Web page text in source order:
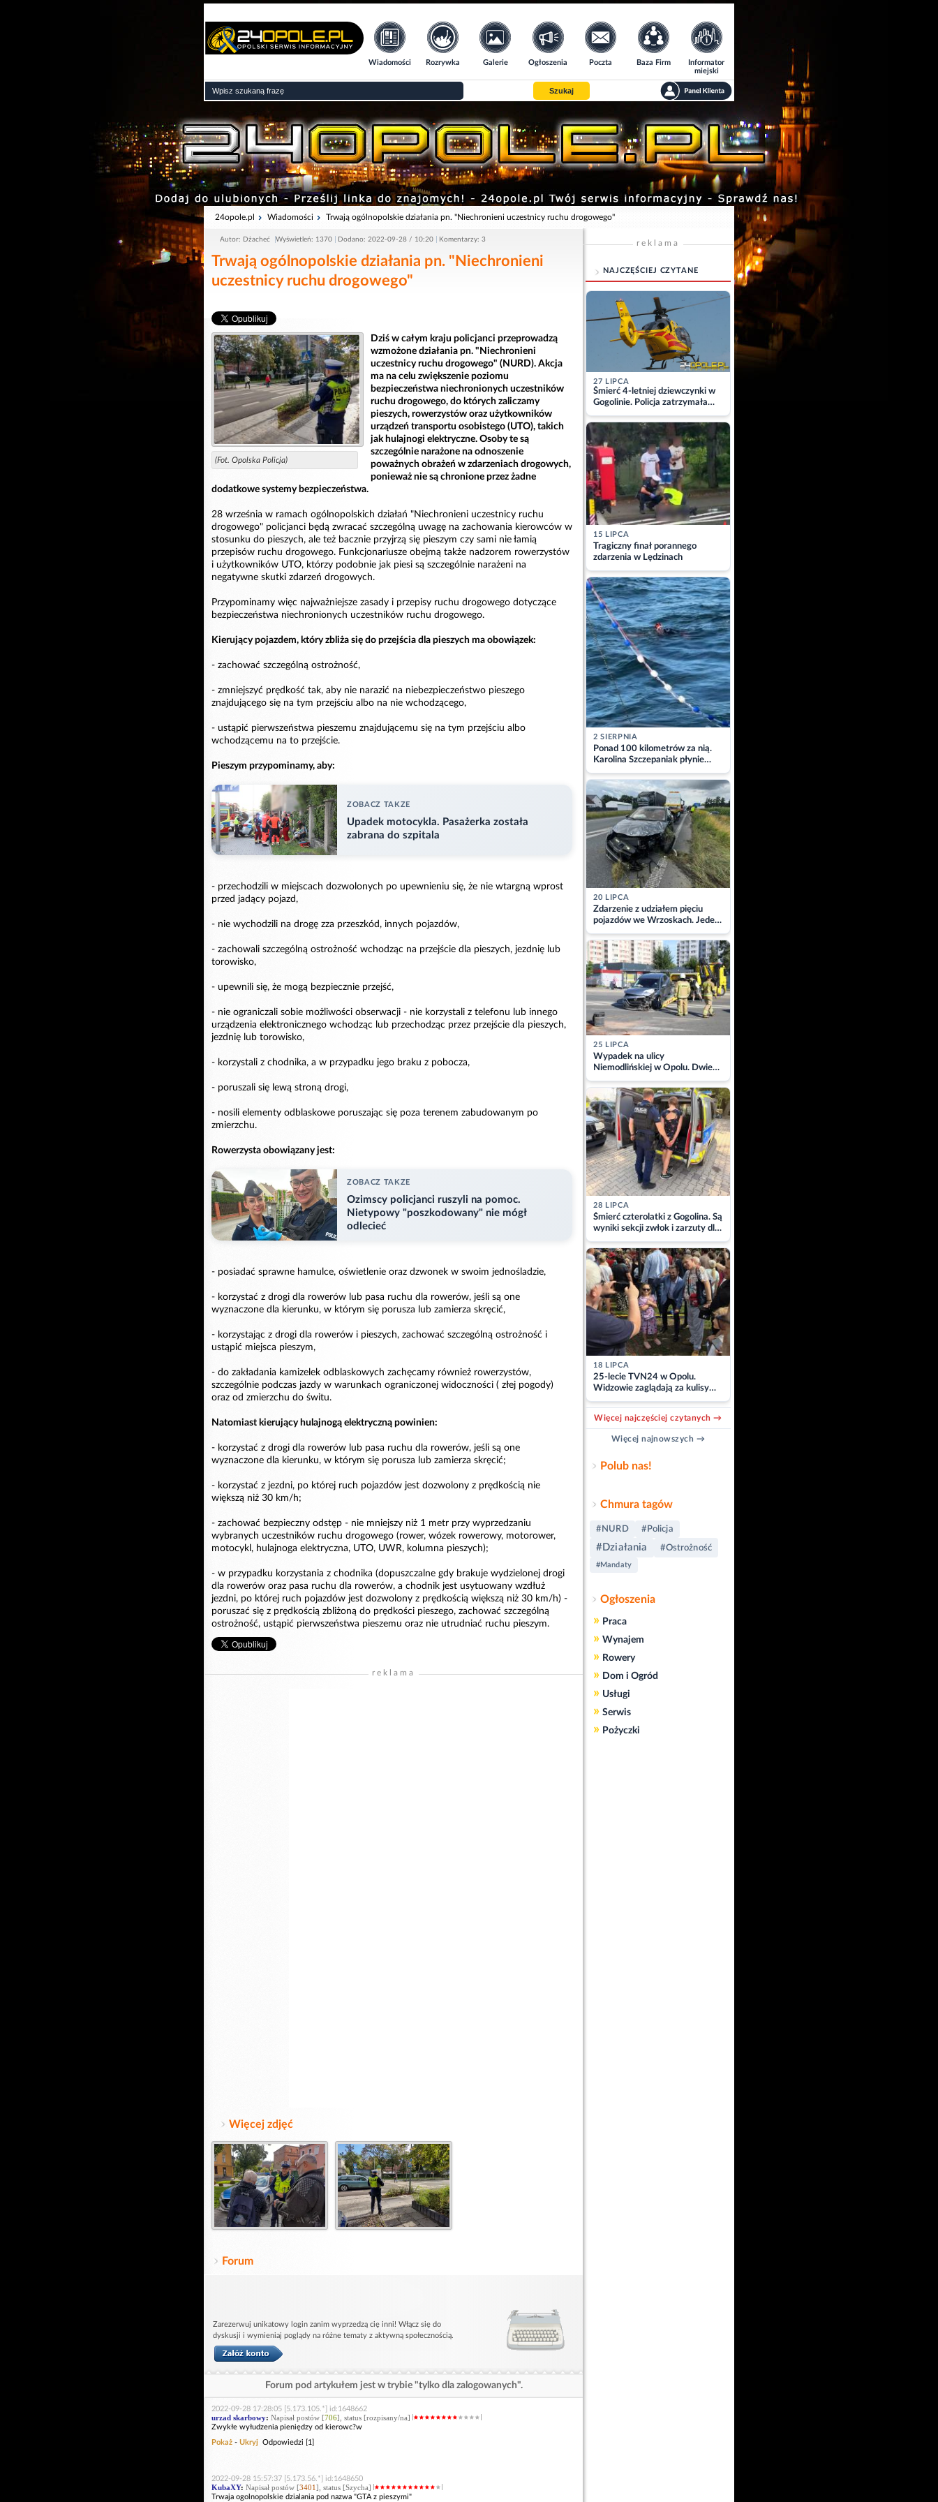
Wiadomości Rozrywka Galerie Ogłoszenia Poczta Baza Firm
Informator
miejski
Szukaj
24opole.pl Wiadomości Trwają ogólnopolskie działania pn. "Niechronieni uczestnicy ruchu drogowego"
Autor: Dżacheć Wyświetleń: 1370 Dodano: 2022-09-28 / 10:20 Komentarzy: 3
Trwają ogólnopolskie działania pn. "Niechronieni
uczestnicy ruchu drogowego"
(Fot. Opolska Policja)
Dziś w całym kraju policjanci przeprowadzą
wzmożone działania pn. "Niechronieni
uczestnicy ruchu drogowego" (NURD). Akcja
ma na celu zwiększenie poziomu
bezpieczeństwa niechronionych uczestników
ruchu drogowego, do których zaliczamy
pieszych, rowerzystów oraz użytkowników
urządzeń transportu osobistego (UTO), takich
jak hulajnogi elektryczne. Osoby te są
szczególnie narażone na odnoszenie
poważnych obrażeń w zdarzeniach drogowych,
ponieważ nie są chronione przez żadne
dodatkowe systemy bezpieczeństwa.
28 września w ramach ogólnopolskich działań "Niechronieni uczestnicy ruchu
drogowego" policjanci będą zwracać szczególną uwagę na zachowania kierowców w
stosunku do pieszych, ale też bacznie przyjrzą się pieszym czy sami nie łamią
przepisów ruchu drogowego. Funkcjonariusze obejmą także nadzorem rowerzystów
i użytkowników UTO, którzy podobnie jak piesi są szczególnie narażeni na
negatywne skutki zdarzeń drogowych.
Przypominamy więc najważniejsze zasady i przepisy ruchu drogowego dotyczące
bezpieczeństwa niechronionych uczestników ruchu drogowego.
Kierujący pojazdem, który zbliża się do przejścia dla pieszych ma obowiązek:
- zachować szczególną ostrożność,
- zmniejszyć prędkość tak, aby nie narazić na niebezpieczeństwo pieszego
znajdującego się na tym przejściu albo na nie wchodzącego,
- ustąpić pierwszeństwa pieszemu znajdującemu się na tym przejściu albo
wchodzącemu na to przejście.
Pieszym przypominamy, aby:
ZOBACZ TAKZE
Upadek motocykla. Pasażerka została
zabrana do szpitala
- przechodzili w miejscach dozwolonych po upewnieniu się, że nie wtargną wprost
przed jadący pojazd,
- nie wychodzili na drogę zza przeszkód, innych pojazdów,
- zachowali szczególną ostrożność wchodząc na przejście dla pieszych, jezdnię lub
torowisko,
- upewnili się, że mogą bezpiecznie przejść,
- nie ograniczali sobie możliwości obserwacji - nie korzystali z telefonu lub innego
urządzenia elektronicznego wchodząc lub przechodząc przez przejście dla pieszych,
jezdnię lub torowisko,
- korzystali z chodnika, a w przypadku jego braku z pobocza,
- poruszali się lewą stroną drogi,
- nosili elementy odblaskowe poruszając się poza terenem zabudowanym po
zmierzchu.
Rowerzysta obowiązany jest:
ZOBACZ TAKZE
Ozimscy policjanci ruszyli na pomoc.
Nietypowy "poszkodowany" nie mógł
odlecieć
- posiadać sprawne hamulce, oświetlenie oraz dzwonek w swoim jednośladzie,
- korzystać z drogi dla rowerów lub pasa ruchu dla rowerów, jeśli są one
wyznaczone dla kierunku, w którym się porusza lub zamierza skręcić,
- korzystając z drogi dla rowerów i pieszych, zachować szczególną ostrożność i
ustąpić miejsca pieszym,
- do zakładania kamizelek odblaskowych zachęcamy również rowerzystów,
szczególnie podczas jazdy w warunkach ograniczonej widoczności ( złej pogody)
oraz od zmierzchu do świtu.
Natomiast kierujący hulajnogą elektryczną powinien:
- korzystać z drogi dla rowerów lub pasa ruchu dla rowerów, jeśli są one
wyznaczone dla kierunku, w którym się porusza lub zamierza skręcić;
- korzystać z jezdni, po której ruch pojazdów jest dozwolony z prędkością nie
większą niż 30 km/h;
- zachować bezpieczny odstęp - nie mniejszy niż 1 metr przy wyprzedzaniu
wybranych uczestników ruchu drogowego (rower, wózek rowerowy, motorower,
motocykl, hulajnoga elektryczna, UTO, UWR, kolumna pieszych);
- w przypadku korzystania z chodnika (dopuszczalne gdy brakuje wydzielonej drogi
dla rowerów oraz pasa ruchu dla rowerów, a chodnik jest usytuowany wzdłuż
jezdni, po której ruch pojazdów jest dozwolony z prędkością większą niż 30 km/h) -
poruszać się z prędkością zbliżoną do prędkości pieszego, zachować szczególną
ostrożność, ustąpić pierwszeństwa pieszemu oraz nie utrudniać ruchu pieszym.
reklama
Więcej zdjęć
Forum
Zarezerwuj unikatowy login zanim wyprzedzą cię inni! Włącz się do
dyskusji i wymieniaj poglądy na różne tematy z aktywną społecznością.
Forum pod artykułem jest w trybie "tylko dla zalogowanych".
2022-09-28 17:28:05 [5.173.105.*] id:1648662
urzad skarbowy: Napisał postów [706], status [rozpisany/na]
Zwykłe wyłudzenia pieniędzy od kierowc?w
Pokaż - Ukryj Odpowiedzi [1]
2022-09-28 15:57:37 [5.173.56.*] id:1648650
KubaXY: Napisał postów [3401], status [Szycha]
Trwaja ogolnopolskie dzialania pod nazwa "GTA z pieszymi"
reklama
NAJCZĘŚCIEJ CZYTANE
27 LIPCA
Śmierć 4-letniej dziewczynki w
Gogolinie. Policja zatrzymała
matkę
15 LIPCA
Tragiczny finał porannego
zdarzenia w Lędzinach
2 SIERPNIA
Ponad 100 kilometrów za nią.
Karolina Szczepaniak płynie
przez Bałtyk dla Piotra.
Aktualizacja
20 LIPCA
Zdarzenie z udziałem pięciu
pojazdów we Wrzoskach. Jeden
z kierowców zabrany w
kajdankach
25 LIPCA
Wypadek na ulicy
Niemodlińskiej w Opolu. Dwie
osoby w szpitalu
28 LIPCA
Śmierć czterolatki z Gogolina. Są
wyniki sekcji zwłok i zarzuty dla
matki
18 LIPCA
25-lecie TVN24 w Opolu.
Widzowie zaglądają za kulisy
pracy stacji
Więcej najczęściej czytanych →
Więcej najnowszych →
Polub nas!
Chmura tagów
#NURD #Policja
#Działania #Ostrożność
#Mandaty
Ogłoszenia
» Praca
» Wynajem
» Rowery
» Dom i Ogród
» Usługi
» Serwis
» Pożyczki